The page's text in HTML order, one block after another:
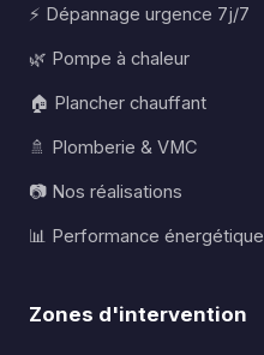
⚡ Dépannage urgence 7j/7
🌿 Pompe à chaleur
🏠 Plancher chauffant
🚿 Plomberie & VMC
📷 Nos réalisations
📊 Performance énergétique
Zones d'intervention